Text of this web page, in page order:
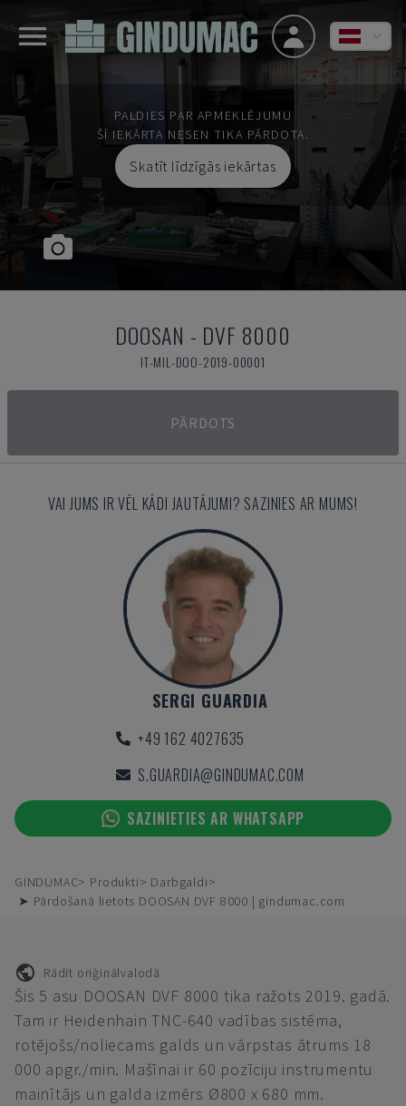
PALDIES PAR APMEKLĒJUMU
ŠĪ IEKĀRTA NESEN TIKA PĀRDOTA.
Skatīt līdzīgās iekārtas
DOOSAN - DVF 8000
IT-MIL-DOO-2019-00001
PĀRDOTS
VAI JUMS IR VĒL KĀDI JAUTĀJUMI? SAZINIES AR MUMS!
SERGI GUARDIA
+49 162 4027635
S.GUARDIA@GINDUMAC.COM
SAZINIETIES AR WHATSAPP
GINDUMAC Produkti
Darbgaldi
➤ Pārdošanā lietots DOOSAN DVF 8000 | gindumac.com
Rādīt oriģinālvalodā
Šis 5 asu DOOSAN DVF 8000 tika ražots 2019. gadā.
Tam ir Heidenhain TNC-640 vadības sistēma,
rotējošs/noliecams galds un vārpstas ātrums 18
000 apgr./min. Mašīnai ir 60 pozīciju instrumentu
mainītājs un galda izmērs Ø800 x 680 mm.